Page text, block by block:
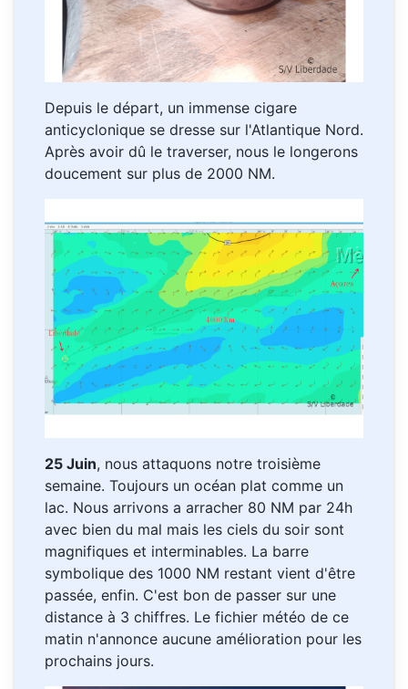
Depuis le départ, un immense cigare
anticyclonique se dresse sur l'Atlantique Nord.
Après avoir dû le traverser, nous le longerons
doucement sur plus de 2000 NM.
25 Juin, nous attaquons notre troisième
semaine. Toujours un océan plat comme un
lac. Nous arrivons a arracher 80 NM par 24h
avec bien du mal mais les ciels du soir sont
magnifiques et interminables. La barre
symbolique des 1000 NM restant vient d'être
passée, enfin. C'est bon de passer sur une
distance à 3 chiffres. Le fichier météo de ce
matin n'annonce aucune amélioration pour les
prochains jours.